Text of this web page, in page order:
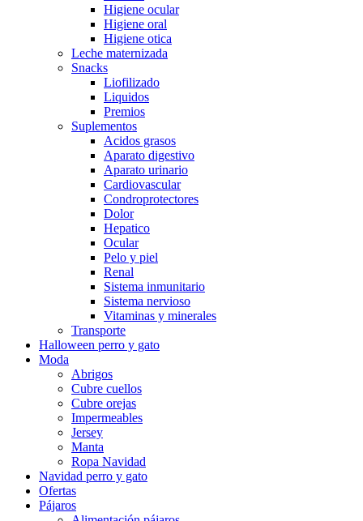
Higiene ocular
Higiene oral
Higiene otica
Leche maternizada
Snacks
Liofilizado
Liquidos
Premios
Suplementos
Acidos grasos
Aparato digestivo
Aparato urinario
Cardiovascular
Condroprotectores
Dolor
Hepatico
Ocular
Pelo y piel
Renal
Sistema inmunitario
Sistema nervioso
Vitaminas y minerales
Transporte
Halloween perro y gato
Moda
Abrigos
Cubre cuellos
Cubre orejas
Impermeables
Jersey
Manta
Ropa Navidad
Navidad perro y gato
Ofertas
Pájaros